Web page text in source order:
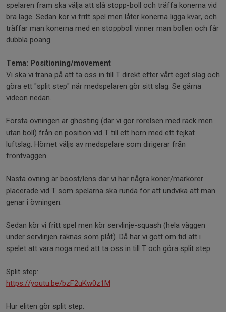
spelaren fram ska välja att slå stopp-boll och träffa konerna vid
bra läge. Sedan kör vi fritt spel men låter konerna ligga kvar, och
träffar man konerna med en stoppboll vinner man bollen och får
dubbla poäng.
Tema: Positioning/movement
Vi ska vi träna på att ta oss in till T direkt efter vårt eget slag och
göra ett "split step" när medspelaren gör sitt slag. Se gärna
videon nedan.
Första övningen är ghosting (där vi gör rörelsen med rack men
utan boll) från en position vid T till ett hörn med ett fejkat
luftslag. Hörnet väljs av medspelare som dirigerar från
frontväggen.
Nästa övning är boost/lens där vi har några koner/markörer
placerade vid T som spelarna ska runda för att undvika att man
genar i övningen.
Sedan kör vi fritt spel men kör servlinje-squash (hela väggen
under servlinjen räknas som plåt). Då har vi gott om tid att i
spelet att vara noga med att ta oss in till T och göra split step.
Split step:
https://youtu.be/bzF2uKw0z1M
Hur eliten gör split step: